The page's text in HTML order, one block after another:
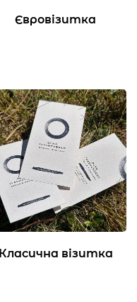
Євровізитка
Класична візитка